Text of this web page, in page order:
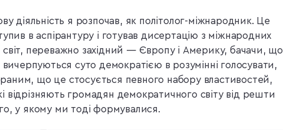
діяльність я розпочав, як політолог-міжнародник. Це
в аспірантуру і готував дисертацію з міжнародних
світ, переважно західний — Європу і Америку, бачачи, що
вичерпуються суто демократією в розумінні голосувати,
що це стосується певного набору властивостей,
відрізняють громадян демократичного світу від решти
у якому ми тоді формувалися.